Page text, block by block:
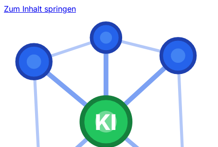
Zum Inhalt springen
KI